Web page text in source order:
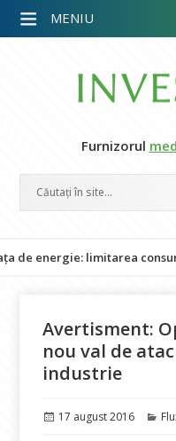
Furnizorul
limitarea consumului,
Avertisment:
nou val de
industrie
Publicat
17 august 2016
MENIU